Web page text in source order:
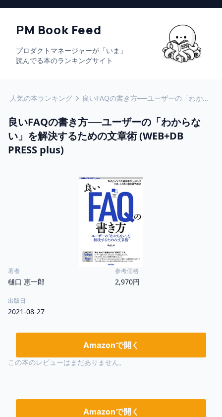
PM Book Feed
プロダクトマネージャーが「いま」
読んでる本のランキングサイト
人気の本ランキング 良いFAQの書き方──ユーザーの「わからない」を解決するための文章術 (WEB+DB PRESS plus)
良いFAQの書き方──ユーザーの「わからな
い」を解決するための文章術 (WEB+DB
PRESS plus)
著者
樋口 恵一郎
参考価格
2,970円
出版日
2021-08-27
Amazonで開く
この本のレビューはまだありません。
Amazonで開く